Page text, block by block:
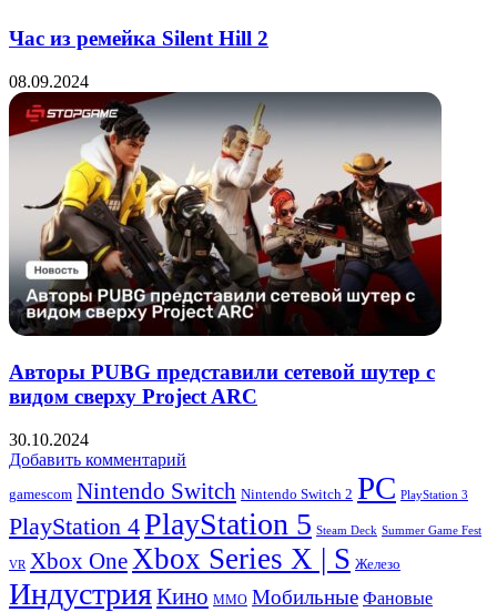
Час из ремейка Silent Hill 2
08.09.2024
Авторы PUBG представили сетевой шутер с
видом сверху Project ARC
30.10.2024
Добавить комментарий
gamescom Nintendo Switch Nintendo Switch 2 PC PlayStation 3
PlayStation 4PlayStation 5 Steam Deck Summer Game Fest
VR Xbox OneXbox Series X | S Железо
ИндустрияКино ММО Мобильные Фановые